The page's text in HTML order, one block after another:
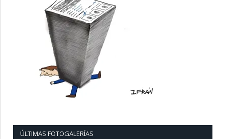
ÚLTIMAS FOTOGALERÍAS